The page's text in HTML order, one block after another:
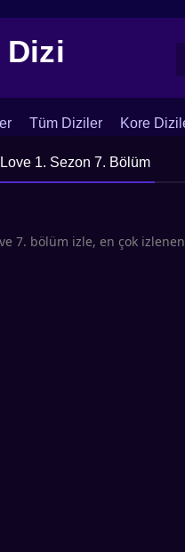
Dizi
Tüm Diziler Kore
Dizi Arşivi
1. Sezon 7. Bölüm
7. bölüm izle, en çok